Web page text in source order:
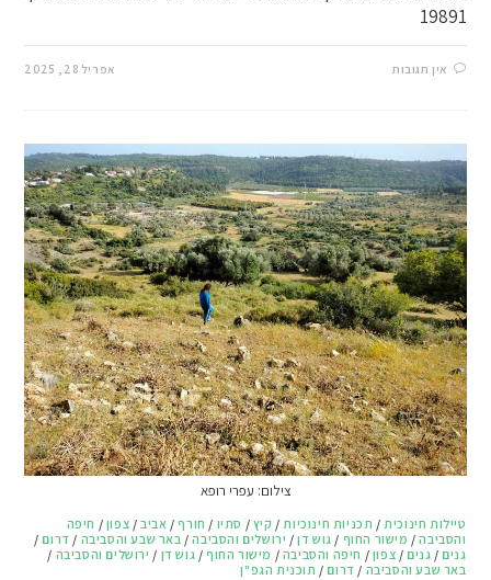
19891
אין תגובות אפריל 28, 2025
צילום: עפרי רופא
טיילות חינוכית/ תכניות חינוכיות/ קיץ / סתיו / חורף/ אביב/ צפון / חיפה
והסביבה/ מישור החוף / גוש דן/ ירושלים והסביבה/ באר שבע והסביבה / דרום /
גנים / גנים / צפון / חיפה והסביבה / מישור החוף / גוש דן / ירושלים והסביבה /
באר שבע והסביבה / דרום / תוכנית הגפ"ן